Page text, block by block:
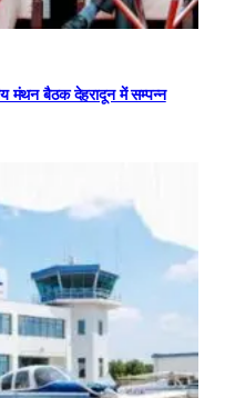
मंथन बैठक देहरादून में सम्पन्न